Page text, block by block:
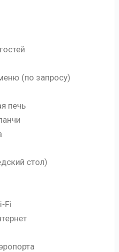
(по запросу)
печь
стол)
Fi